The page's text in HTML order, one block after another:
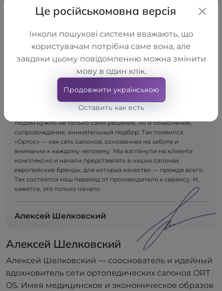
Сначала появилась идея — создавать качественные
"TORHOVYI DIM "ALKOM", которая приступила к производству
продукции для поддержания здоровья опорно-
людям нужно не только само решение, но и объяснение,
сопровождение, внимательный подбор. Так появился
«Ортос» — как сеть салонов, основанная на заботе и
внимании к каждому человеку. Мы взглянули на клиента
комплексно и начали представлять в наших салонах
европейские бренды, для которых качество — прежде всего.
Так состоялся наш переход от производителя к сервису. И,
кажется, это только начало.
Алексей Шелковский
Алексей Шелковский
Алексей Шелковский — сооснователь и идейный
вдохновитель сети ортопедических салонов ORT
OS. Имея медицинское и экономическое образов
Це російськомовна версія
Інколи пошукові системи вважають, що
користувачам потрібна саме вона, але
завдяки цьому повідомленню можна змінити
мову в один клік.
Продовжити українською
Оставить как есть